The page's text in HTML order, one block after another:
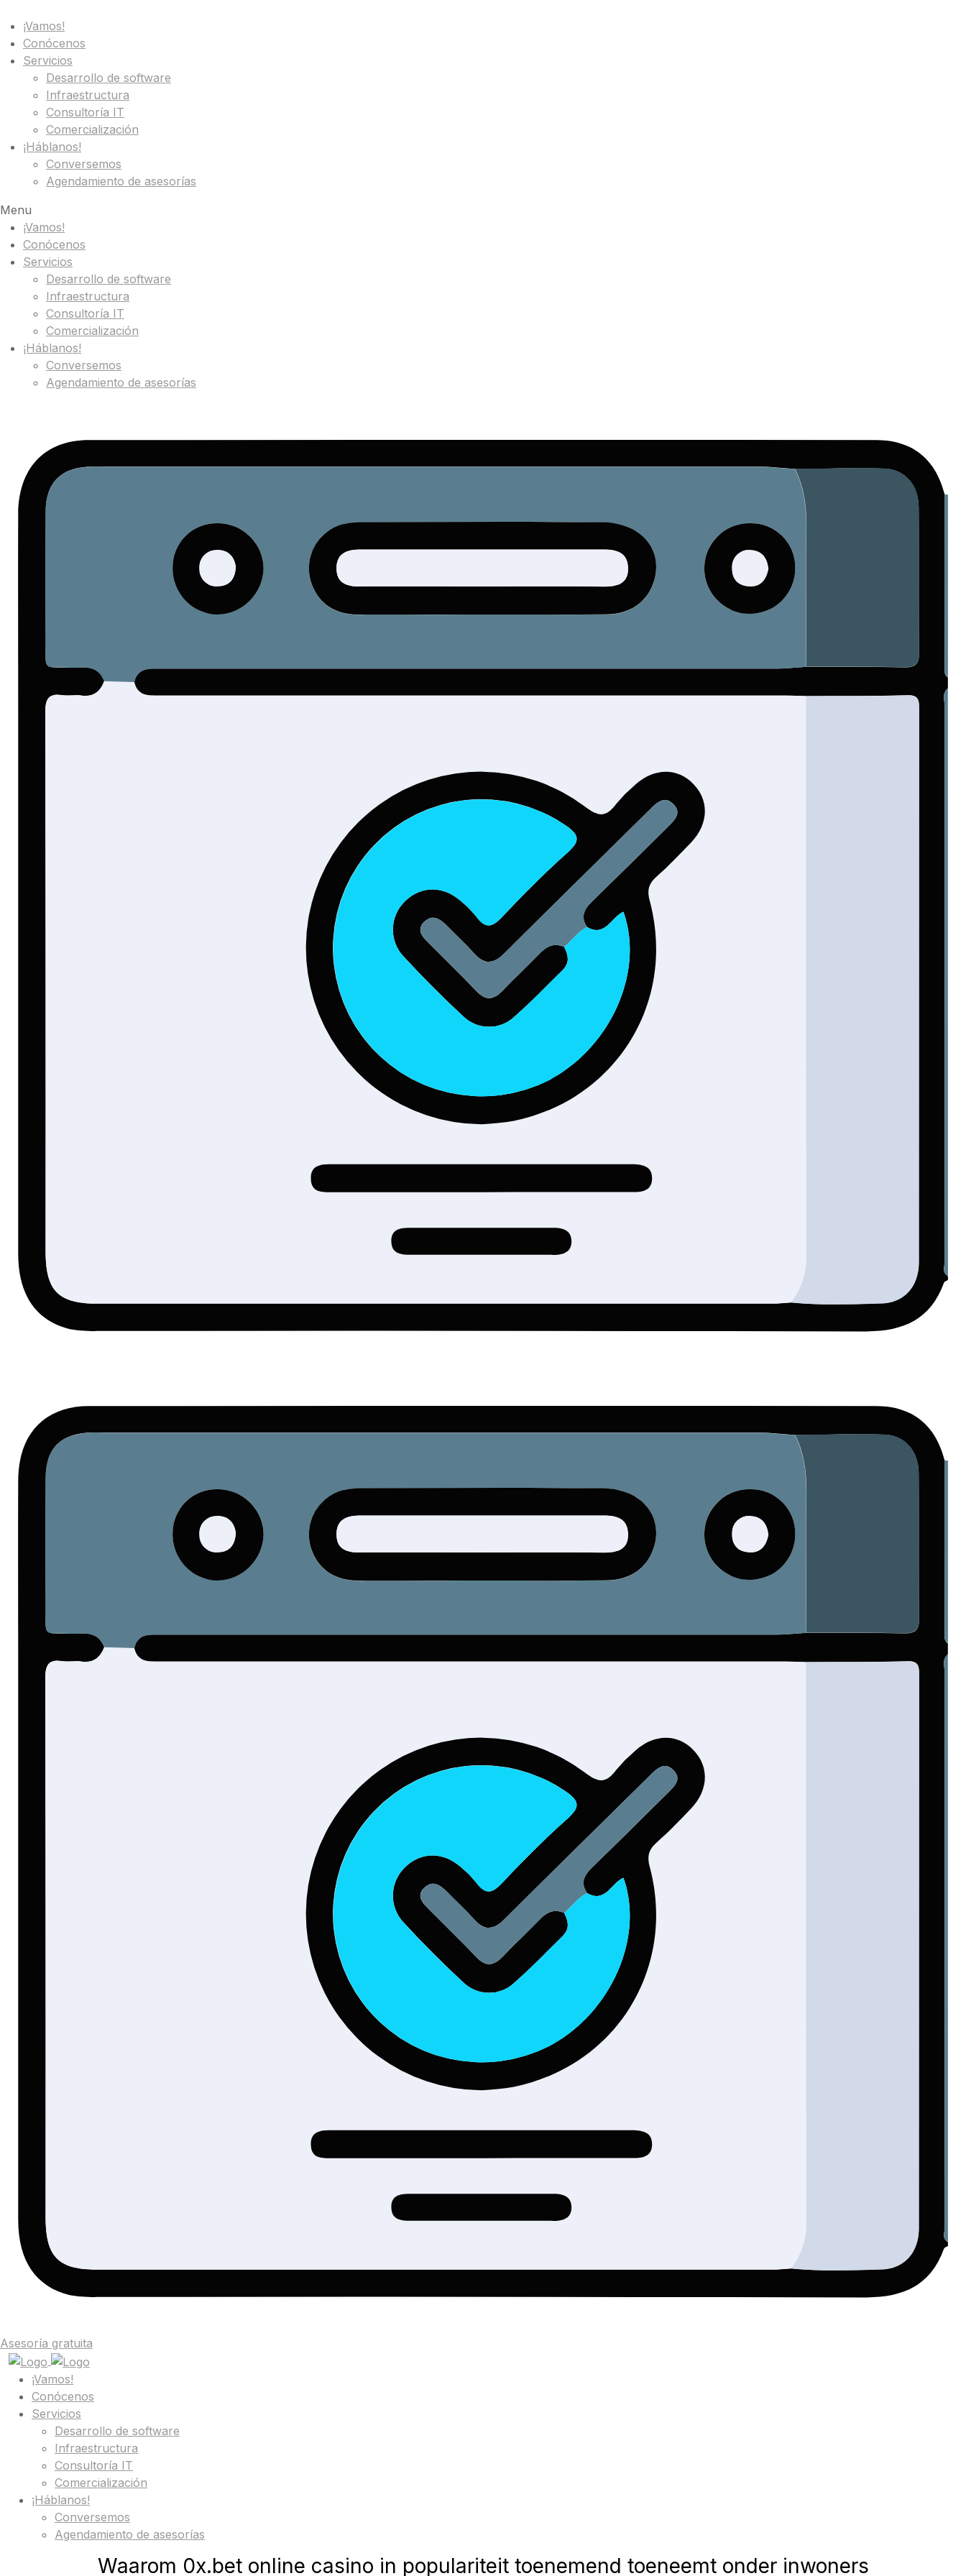
¡Vamos!
Conócenos
Servicios
Desarrollo de software
Infraestructura
Consultoría IT
Comercialización
¡Háblanos!
Conversemos
Agendamiento de asesorías
Menu
¡Vamos!
Conócenos
Servicios
Desarrollo de software
Infraestructura
Consultoría IT
Comercialización
¡Háblanos!
Conversemos
Agendamiento de asesorías
Asesoría gratuita
¡Vamos!
Conócenos
Servicios
Desarrollo de software
Infraestructura
Consultoría IT
Comercialización
¡Háblanos!
Conversemos
Agendamiento de asesorías
Waarom 0x.bet online casino in populariteit toenemend toeneemt onder inwoners